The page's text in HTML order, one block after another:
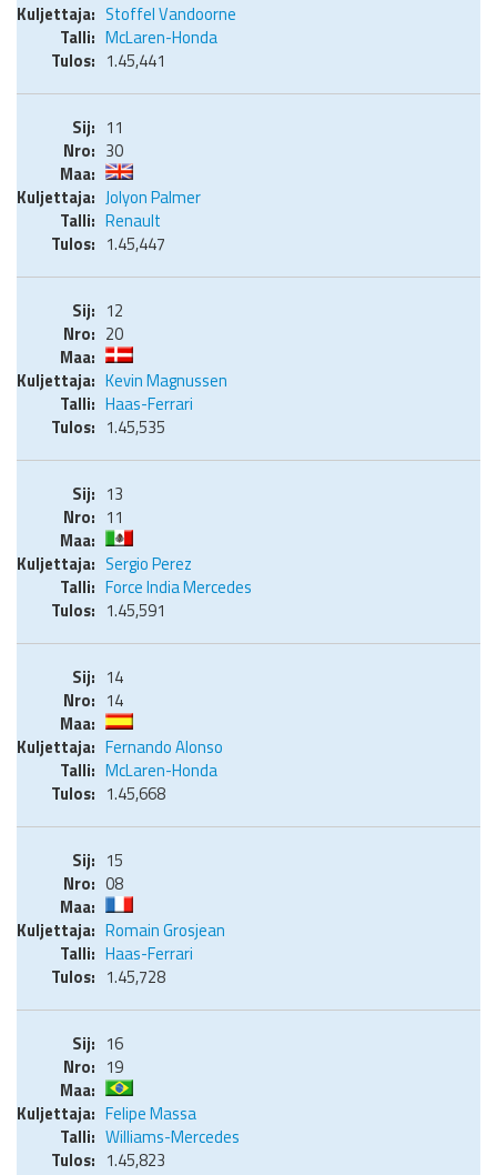
Stoffel Vandoorne
McLaren-Honda
1.45,441
11
30
Jolyon Palmer
Renault
1.45,447
12
20
Kevin Magnussen
Haas-Ferrari
1.45,535
13
11
Sergio Perez
Force India Mercedes
1.45,591
14
14
Fernando Alonso
McLaren-Honda
1.45,668
15
08
Romain Grosjean
Haas-Ferrari
1.45,728
16
19
Felipe Massa
Williams-Mercedes
1.45,823